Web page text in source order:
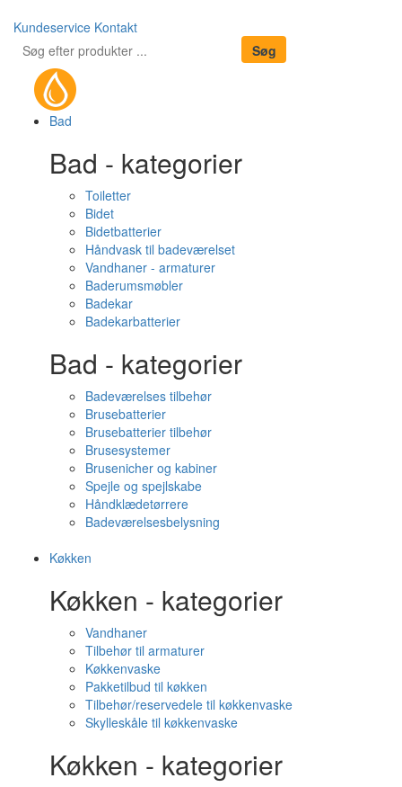
Kundeservice Kontakt
Bad
Bad - kategorier
Toiletter
Bidet
Bidetbatterier
Håndvask til badeværelset
Vandhaner - armaturer
Baderumsmøbler
Badekar
Badekarbatterier
Bad - kategorier
Badeværelses tilbehør
Brusebatterier
Brusebatterier tilbehør
Brusesystemer
Brusenicher og kabiner
Spejle og spejlskabe
Håndklædetørrere
Badeværelsesbelysning
Køkken
Køkken - kategorier
Vandhaner
Tilbehør til armaturer
Køkkenvaske
Pakketilbud til køkken
Tilbehør/reservedele til køkkenvaske
Skylleskåle til køkkenvaske
Køkken - kategorier